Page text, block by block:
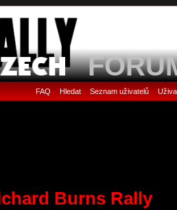
FAQ • Hledat• Seznam uživatelů•
Burns Rally